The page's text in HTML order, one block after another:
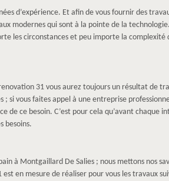
d’expérience. Et afin de vous fournir des
modernes qui sont à la pointe de la
les circonstances et peu importe la
31 vous aurez toujours un résultat de
si vous faites appel à une entreprise
ce besoin. C’est pour cela qu’avant chaque
besoins.
à Montgaillard De Salies ; nous mettons nos
en mesure de réaliser pour vous les travaux